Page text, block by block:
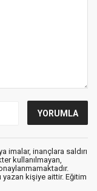
imalar, inançlara saldırı
kullanılmayan,
kişiye aittir. Eğitim